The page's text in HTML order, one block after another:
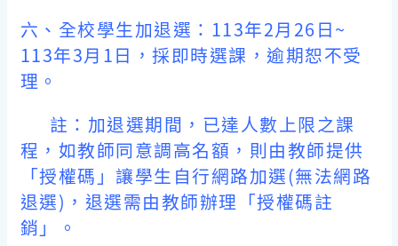
六、 全校學生加退選：113年2月26日~
113年3月1日 ，採即時選課，逾期恕不受
理。
註：加退選期間，已達人數上限之課
程，如教師同意調高名額，則由教師提供
「授權碼」讓學生自行網路加選(無法網路
退選)，退選需由教師辦理「授權碼註
銷」。